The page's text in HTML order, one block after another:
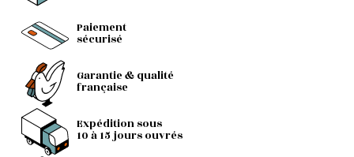
Paiement
sécurisé
Garantie & qualité
française
Expédition sous
10 à 15 jours ouvrés